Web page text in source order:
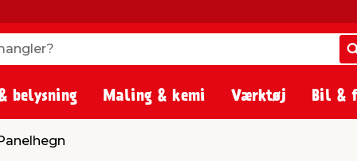
belysning Maling & kemi Værktøj Bil &